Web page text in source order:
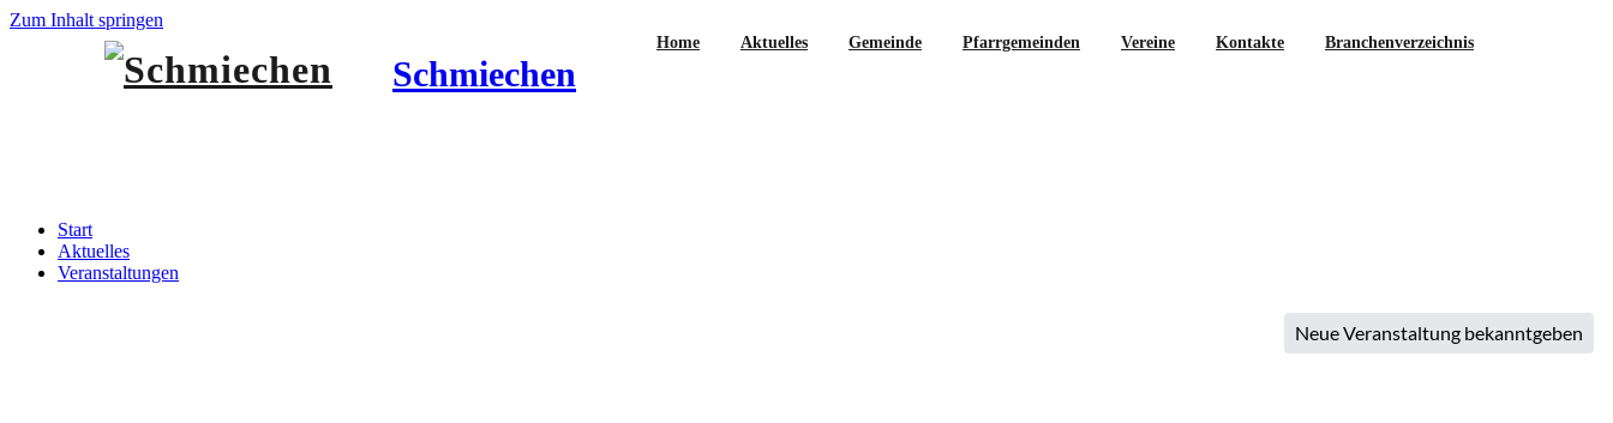
Zum Inhalt springen
Schmiechen
Home Aktuelles Gemeinde Pfarrgemeinden Vereine Kontakte Branchenverzeichnis
Start
Aktuelles
Veranstaltungen